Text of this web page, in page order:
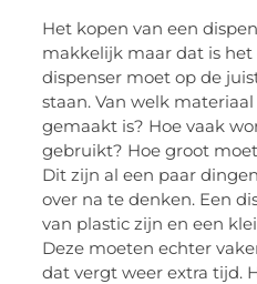
Het kopen van een
makkelijk maar dat is het
dispenser moet op de
staan. Van welk
gemaakt is? Hoe vaak
gebruikt? Hoe groot
Dit zijn al een paar
over na te denken. Een
van plastic zijn en een
Deze moeten echter
dat vergt weer extra tijd.